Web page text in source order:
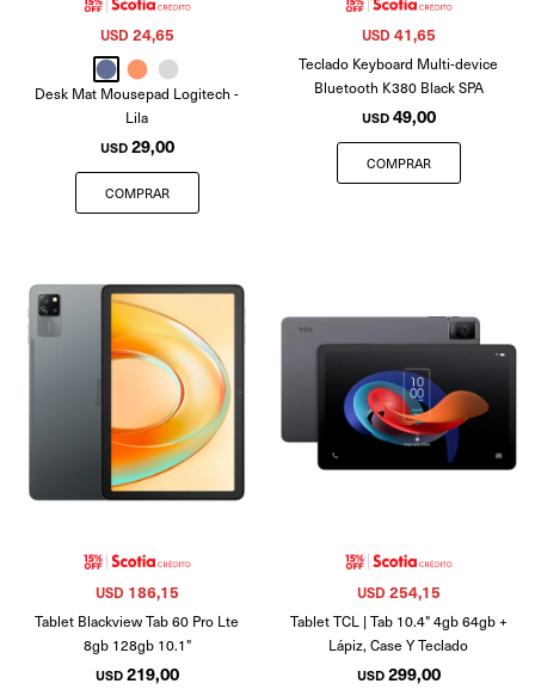
Desk Mat Mousepad Logitech -
Lila
USD 29,00
USD 24,65
Teclado Keyboard Multi-device
Bluetooth K380 Black SPA
USD 49,00
USD 41,65
Tablet Blackview Tab 60 Pro Lte
8gb 128gb 10.1"
USD 219,00
USD 186,15
Tablet TCL | Tab 10.4" 4gb 64gb +
Lápiz, Case Y Teclado
USD 299,00
USD 254,15